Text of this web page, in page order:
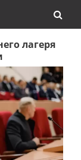
лагеря